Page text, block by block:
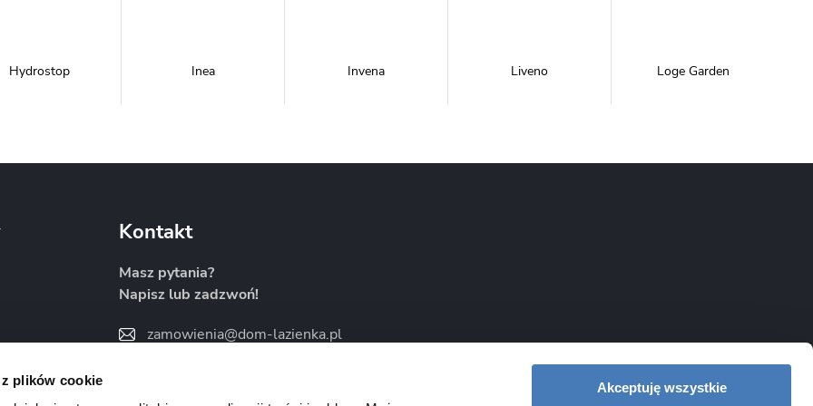
plików cookie
Akceptuję wszystkie
Hydrostop Inea Invena Liveno Loge Garden
Kontakt
Masz pytania?
Napisz lub zadzwoń!
zamowienia@dom-lazienka.pl
Znajdź nas na